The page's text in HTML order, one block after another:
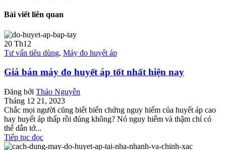
Bài viết liên quan
20 Th12
Tư vấn tiêu dùng, Máy đo huyết áp
Giá bán máy đo huyết áp tốt nhất hiện nay
Đăng bởi Thảo Nguyễn
Tháng 12 21, 2023
Chắc mọi người cũng biết biến chứng nguy hiểm của huyết áp cao
hay huyết áp thấp rồi đúng không? Nó nguy hiểm và thậm chí có
thể dẫn tớ...
Tiếp tục đọc